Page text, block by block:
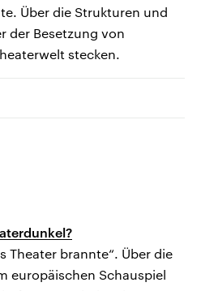
Über die Strukturen und
der Besetzung von
stecken.
Theater brannte“. Über die
europäischen Schauspiel